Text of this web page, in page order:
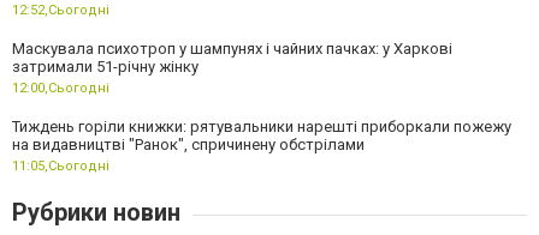
12:52,Сьогодні
Маскувала психотроп у шампунях і чайних пачках: у Харкові
затримали 51-річну жінку
12:00,Сьогодні
Тиждень горіли книжки: рятувальники нарешті приборкали пожежу
на видавництві "Ранок", спричинену обстрілами
11:05,Сьогодні
Рубрики новин